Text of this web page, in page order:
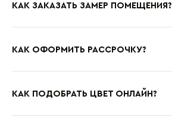
КАК ЗАКАЗАТЬ ЗАМЕР ПОМЕЩЕНИЯ?
КАК ОФОРМИТЬ РАССРОЧКУ?
КАК ПОДОБРАТЬ ЦВЕТ ОНЛАЙН?